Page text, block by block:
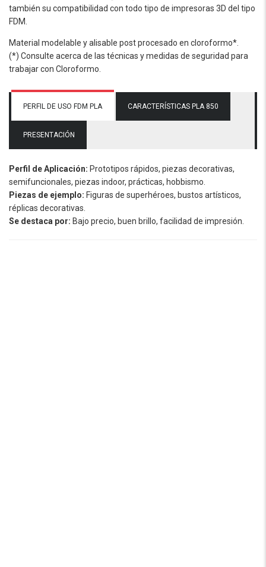
también su compatibilidad con todo tipo de impresoras 3D del tipo
FDM.
Material modelable y alisable post procesado en cloroformo*.
(*) Consulte acerca de las técnicas y medidas de seguridad para
trabajar con Cloroformo.
PERFIL DE USO FDM PLA CARACTERÍSTICAS PLA 850
PRESENTACIÓN
Perfil de Aplicación: Prototipos rápidos, piezas decorativas,
semifuncionales, piezas indoor, prácticas, hobbismo.
Piezas de ejemplo: Figuras de superhéroes, bustos artísticos,
réplicas decorativas.
Se destaca por: Bajo precio, buen brillo, facilidad de impresión.